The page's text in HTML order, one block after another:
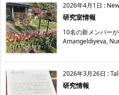
2026年4月1日 :
研究室情報
10名の新メンバー
Amangeldiyeva,
2026年3月26日 :
研究情報